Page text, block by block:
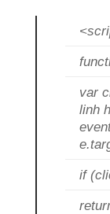
var
linh
if